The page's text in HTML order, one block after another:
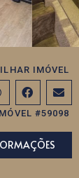
IMÓVEL
#59098